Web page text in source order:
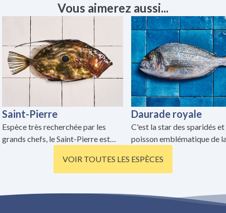
Vous aimerez aussi...
Saint-Pierre
Espèce très recherchée par les
grands chefs, le Saint-Pierre est
poissons du monde !
Daurade royale
C'est la star des sparidés et
poisson emblématique de
facilement grâce à sa
latérale et sa couronne
VOIR TOUTES LES ESPÈCES